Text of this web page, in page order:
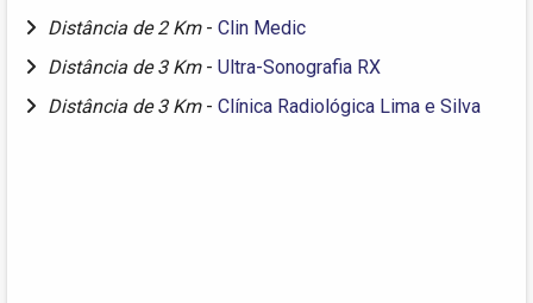
Distância de 2 Km - Clin Medic
Distância de 3 Km - Ultra-Sonografia RX
Distância de 3 Km - Clínica Radiológica Lima e Silva